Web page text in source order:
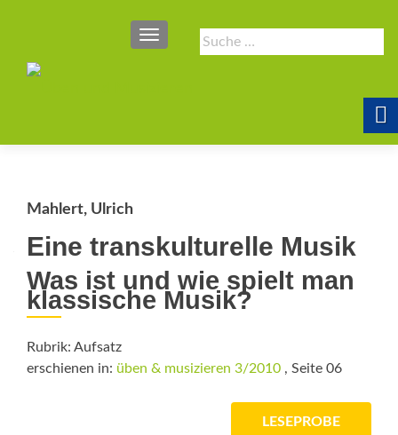
Suche
nach:
SCHALTE NAVIGATION
Mahlert, Ulrich
Eine transkulturelle Musik
Was ist und wie spielt man
klassische Musik?
Rubrik: Aufsatz
erschienen in: üben & musizieren 3/2010 , Seite 06
LESEPROBE